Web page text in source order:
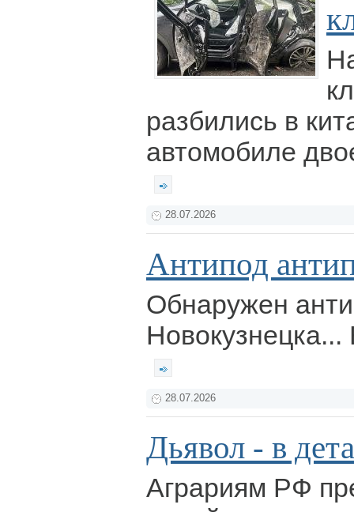
разбились в
автомобиле
28.07.2026
Антипод
Обнаружен
28.07.2026
Дьявол - в
Аграриям РФ